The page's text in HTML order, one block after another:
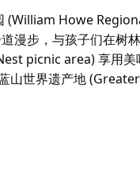
(William Howe
漫步，与孩子们在树
picnic area) 享用
山世界遗产地
漫步，与孩子们在树